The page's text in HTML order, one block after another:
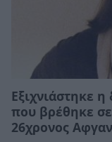
Εξιχνιάστηκε
που βρέθηκε
26χρονος